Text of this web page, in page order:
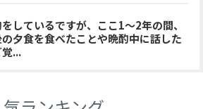
しているですが、ここ1〜2年の間、
夕食を食べたことや晩酌中に話した
...